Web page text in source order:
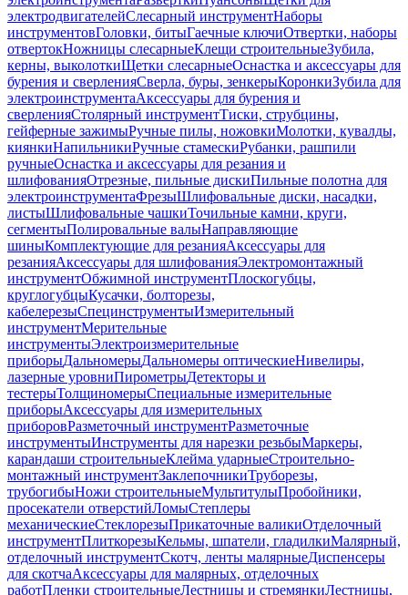
электродвигателейСлесарный инструментНаборы
инструментовГоловки, битыГаечные ключиОтвертки, наборы
отвертокНожницы слесарныеКлещи строительныеЗубила,
керны, выколоткиЩетки слесарныеОснастка и аксессуары для
бурения и сверленияСверла, буры, зенкерыКоронкиЗубила для
электроинструментаАксессуары для бурения и
сверленияСтолярный инструментТиски, струбцины,
гейферные зажимыРучные пилы, ножовкиМолотки, кувалды,
киянкиНапильникиРучные стамескиРубанки, рашпили
ручныеОснастка и аксессуары для резания и
шлифованияОтрезные, пильные дискиПильные полотна для
электроинструментаФрезыШлифовальные диски, насадки,
листыШлифовальные чашкиТочильные камни, круги,
сегментыПолировальные валыНаправляющие
шиныКомплектующие для резанияАксессуары для
резанияАксессуары для шлифованияЭлектромонтажный
инструментОбжимной инструментПлоскогубцы,
круглогубцыКусачки, болторезы,
кабелерезыСпецинструментыИзмерительный
инструментМерительные
инструментыЭлектроизмерительные
приборыДальномерыДальномеры оптическиеНивелиры,
лазерные уровниПирометрыДетекторы и
тестерыТолщиномерыСпециальные измерительные
приборыАксессуары для измерительных
приборовРазметочный инструментРазметочные
инструментыИнструменты для нарезки резьбыМаркеры,
карандаши строительныеКлейма ударныеСтроительно-
монтажный инструментЗаклепочникиТруборезы,
трубогибыНожи строительныеМультитулыПробойники,
просекатели отверстийЛомыСтеплеры
механическиеСтеклорезыПрикаточные валикиОтделочный
инструментПлиткорезыКельмы, шпатели, гладилкиМалярный,
отделочный инструментСкотч, ленты малярныеДиспенсеры
для скотчаАксессуары для малярных, отделочных
работПленки строительныеЛестницы и стремянкиЛестницы,